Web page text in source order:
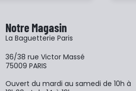
Notre Magasin
La Baguetterie Paris
36/38 rue Victor Massé
75009 PARIS
Ouvert du mardi au samedi de 10h à